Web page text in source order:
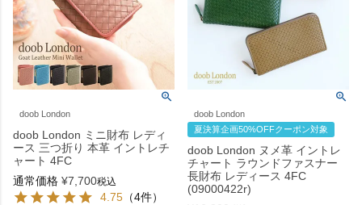
doob London
doob London ミニ財布 レディ
ース 三つ折り 本革 イントレチ
ャート 4FC
通常価格 ¥7,700税込
4.75 （4件）
doob London
夏決算企画50%OFFクーポン対象
doob London ヌメ革 イントレ
チャート ラウンドファスナー
長財布 レディース 4FC
(09000422r)